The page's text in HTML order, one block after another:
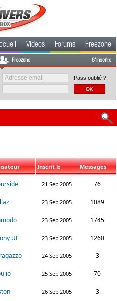
Videos Forums Freezone
Freezone S'inscrire
Pass oublié ?
Inscrit le Messages
21 Sep 2005 76
23 Sep 2005 1089
23 Sep 2005 1745
UF 23 Sep 2005 1260
24 Sep 2005 3
25 Sep 2005 70
26 Sep 2005 3